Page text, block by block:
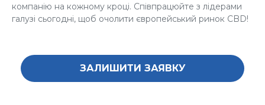
компанію на кожному кроці. Співпрацюйте з лідерами
галузі сьогодні, щоб очолити європейський ринок CBD!
ЗАЛИШИТИ ЗАЯВКУ